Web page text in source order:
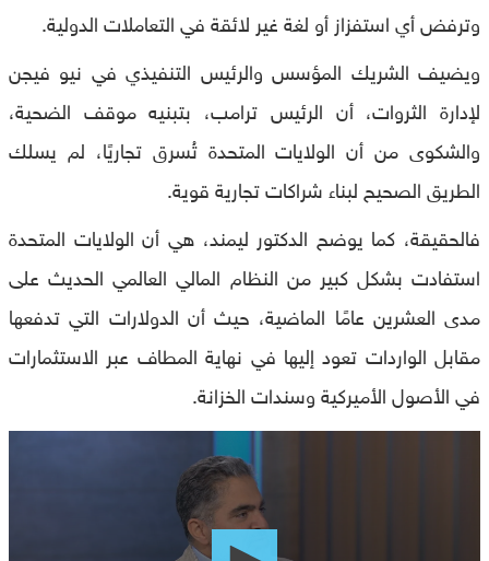
وترفض أي استفزاز أو لغة غير لائقة في التعاملات الدولية.
ويضيف الشريك المؤسس والرئيس التنفيذي في نيو فيجن
لإدارة الثروات، أن الرئيس ترامب، بتبنيه موقف الضحية،
والشكوى من أن الولايات المتحدة تُسرق تجاريًا، لم يسلك
الطريق الصحيح لبناء شراكات تجارية قوية.
فالحقيقة، كما يوضح الدكتور ليمند، هي أن الولايات المتحدة
استفادت بشكل كبير من النظام المالي العالمي الحديث على
مدى العشرين عامًا الماضية، حيث أن الدولارات التي تدفعها
مقابل الواردات تعود إليها في نهاية المطاف عبر الاستثمارات
في الأصول الأميركية وسندات الخزانة.